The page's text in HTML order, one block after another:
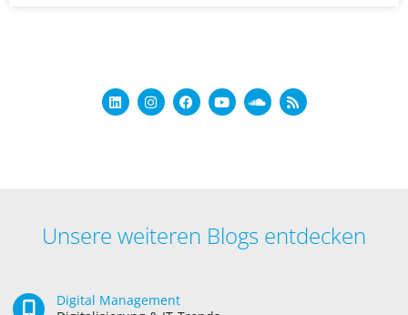
Unsere weiteren Blogs entdecken
Digital Management